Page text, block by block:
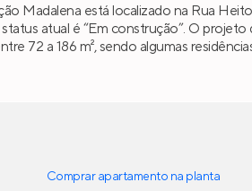
Madalena está localizado na Rua
atual é “Em construção”. O projeto
72 a 186 m², sendo algumas
Comprar apartamento na planta